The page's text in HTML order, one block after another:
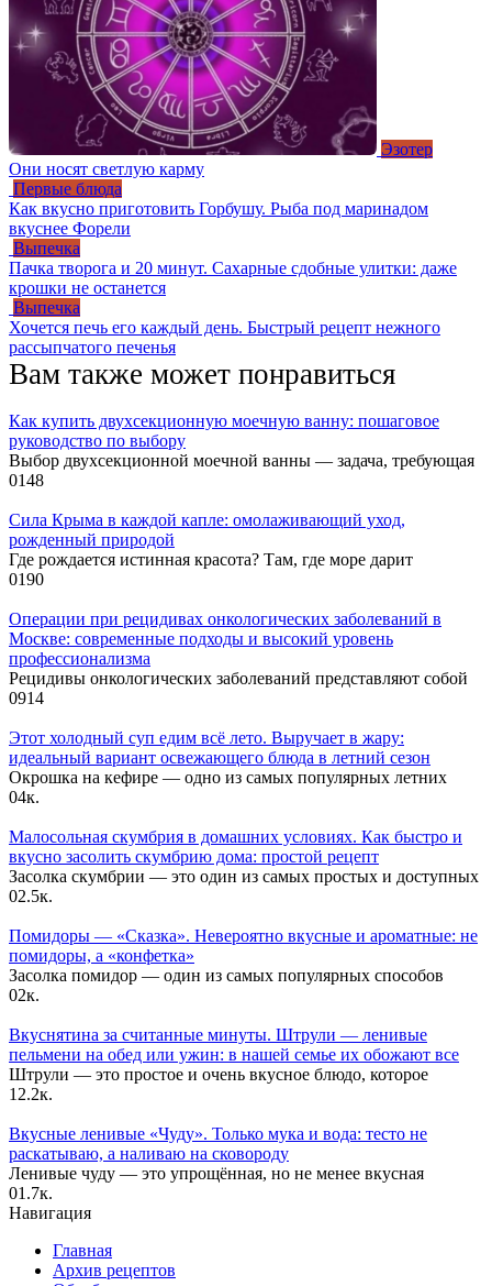
Эзотер
Они носят светлую карму
Первые блюда
Как вкусно приготовить Горбушу. Рыба под маринадом
вкуснее Форели
Выпечка
Пачка творога и 20 минут. Сахарные сдобные улитки: даже
крошки не останется
Выпечка
Хочется печь его каждый день. Быстрый рецепт нежного
рассыпчатого печенья
Вам также может понравиться
Как купить двухсекционную моечную ванну: пошаговое
руководство по выбору
Выбор двухсекционной моечной ванны — задача, требующая
0148
Сила Крыма в каждой капле: омолаживающий уход,
рожденный природой
Где рождается истинная красота? Там, где море дарит
0190
Операции при рецидивах онкологических заболеваний в
Москве: современные подходы и высокий уровень
профессионализма
Рецидивы онкологических заболеваний представляют собой
0914
Этот холодный суп едим всё лето. Выручает в жару:
идеальный вариант освежающего блюда в летний сезон
Окрошка на кефире — одно из самых популярных летних
04к.
Малосольная скумбрия в домашних условиях. Как быстро и
вкусно засолить скумбрию дома: простой рецепт
Засолка скумбрии — это один из самых простых и доступных
02.5к.
Помидоры — «Сказка». Невероятно вкусные и ароматные: не
помидоры, а «конфетка»
Засолка помидор — один из самых популярных способов
02к.
Вкуснятина за считанные минуты. Штрули — ленивые
пельмени на обед или ужин: в нашей семье их обожают все
Штрули — это простое и очень вкусное блюдо, которое
12.2к.
Вкусные ленивые «Чуду». Только мука и вода: тесто не
раскатываю, а наливаю на сковороду
Ленивые чуду — это упрощённая, но не менее вкусная
01.7к.
Навигация
Главная
Архив рецептов